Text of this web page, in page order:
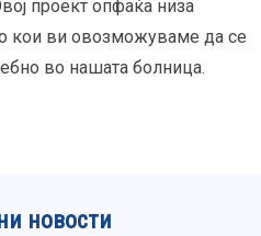
проект опфаќа низа
кои ви овозможуваме да се
во нашата болница.
новости